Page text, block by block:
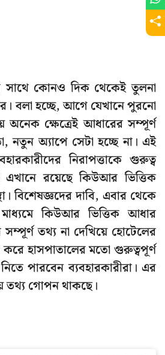
কোনও দিক থেকেই তুলনা
বলা হচ্ছে, আগে যেখানে পুরনো
অনেক ক্ষেত্রেই আধারের সম্পূর্ণ
নতুন অ্যাপে সেটা হচ্ছে না। এই
নিরাপত্তাকে গুরুত্ব
এখানে রয়েছে কিউআর ভিত্তিক
বিশেষজ্ঞদের দাবি, এবার থেকে
কিউআর ভিত্তিক আধার
তথ্য না দেখিয়ে হোটেলের
হাসপাতালের মতো গুরুত্বপূর্ণ
পারবেন ব্যবহারকারীরা। এর
তথ্য গোপন থাকছে।